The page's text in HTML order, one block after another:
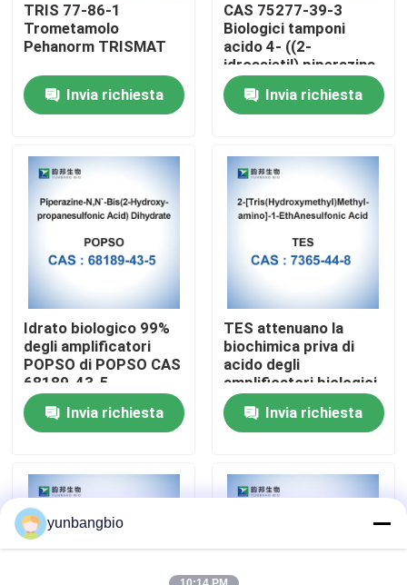
Casa
Prodotti
Circa noi
Contattici
Notizie
amplificatori biologici
TRIS 77-86-1
Trometamolo
Pehanorm TRISMAT
Invia richiesta
CAS 75277-39-3
Biologici tamponi
acido 4- ((2-
idrossietil) piperazina-
1-etanosulfonico
Invia richiesta
Idrato biologico 99%
degli amplificatori
POPSO di POPSO CAS
68189-43-5
Invia richiesta
TES attenuano la
biochimica priva di
acido degli
amplificatori biologici
di CAS 7365-44-8
Invia richiesta
yunbangbio